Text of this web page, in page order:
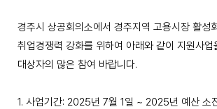
경주시 상공회의소에서 경주지역 고용시장 활성
취업경쟁력 강화를 위하여 아래와 같이 지원사업
대상자의 많은 참여 바랍니다.
1. 사업기간: 2025년 7월 1일 ~ 2025년 예산 소